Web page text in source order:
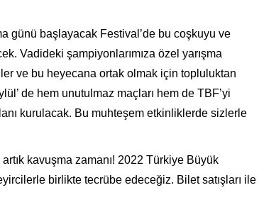
günü başlayacak Festival’de bu coşkuyu ve
Vadideki şampiyonlarımıza özel yarışma
ve bu heyecana ortak olmak için topluluktan
de hem unutulmaz maçları hem de TBF’yi
kurulacak. Bu muhteşem etkinliklerde sizlerle
kavuşma zamanı! 2022 Türkiye Büyük
birlikte tecrübe edeceğiz. Bilet satışları ile